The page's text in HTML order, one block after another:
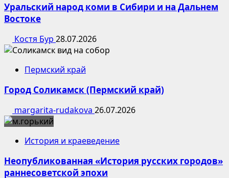
Уральский народ коми в Сибири и на Дальнем
Востоке
Костя Бур 28.07.2026
Пермский край
Город Соликамск (Пермский край)
margarita-rudakova 26.07.2026
История и краеведение
Неопубликованная «История русских городов»
раннесоветской эпохи